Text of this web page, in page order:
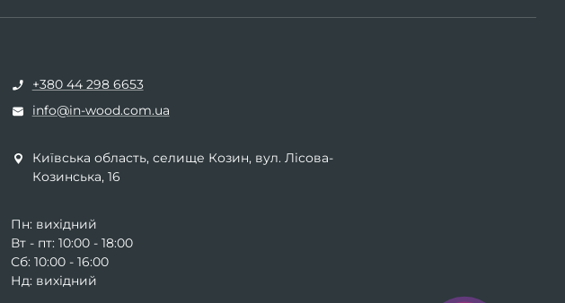
+380 44 298 6653
info@in-wood.com.ua
Київська область, селище Козин, вул. Лісова-
Козинська, 16
Пн: вихідний
Вт - пт: 10:00 - 18:00
Сб: 10:00 - 16:00
Нд: вихідний